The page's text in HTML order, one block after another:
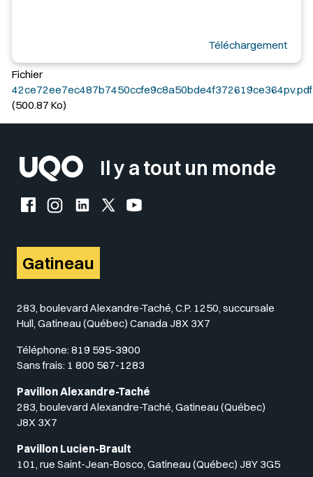
Téléchargement
Fichier
42ce72ee7ec487b7450ccfe9c8a50bde4f372619ce364pv.pdf
(500.87 Ko)
Il y a tout un monde
Facebook de l'UQO
Instagram de l'UQO
LinkedIn de l'UQO
X (Twitter) de l'UQO
YouTube de l'UQO
Gatineau
283, boulevard Alexandre-Taché, C.P. 1250, succursale
Hull, Gatineau (Québec) Canada J8X 3X7
Téléphone: 819 595-3900
Sans frais: 1 800 567-1283
Pavillon Alexandre-Taché
283, boulevard Alexandre-Taché, Gatineau (Québec)
J8X 3X7
Pavillon Lucien-Brault
101, rue Saint-Jean-Bosco, Gatineau (Québec) J8Y 3G5